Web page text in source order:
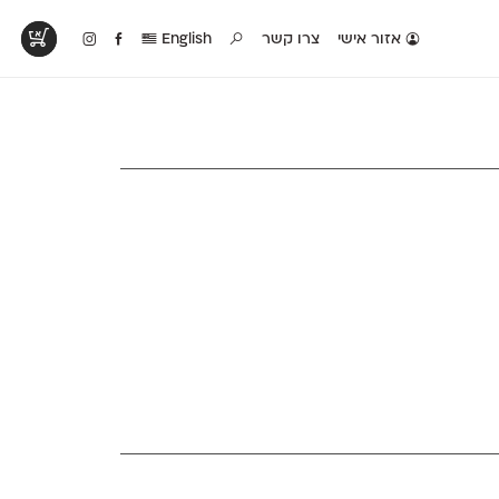
אזור אישי צרו קשר English
שנעשו עם
פונטים על־גבי דף A4
של הפונטים שלנו זה